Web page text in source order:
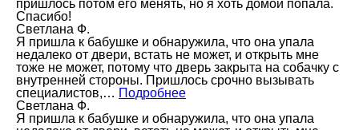
пришлось потом его менять, но я хоть домой попала.
Спасибо!
Светлана Ф.
Я пришла к бабушке и обнаружила, что она упала
недалеко от двери, встать не может, и открыть мне
тоже не может, потому что дверь закрыта на собачку с
внутренней стороны. Пришлось срочно вызывать
специалистов,… Подробнее
Светлана Ф.
Я пришла к бабушке и обнаружила, что она упала